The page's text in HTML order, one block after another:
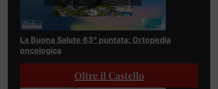
La Buona Salute 63° puntata: Ortopedia
oncologica
Oltre il Castello